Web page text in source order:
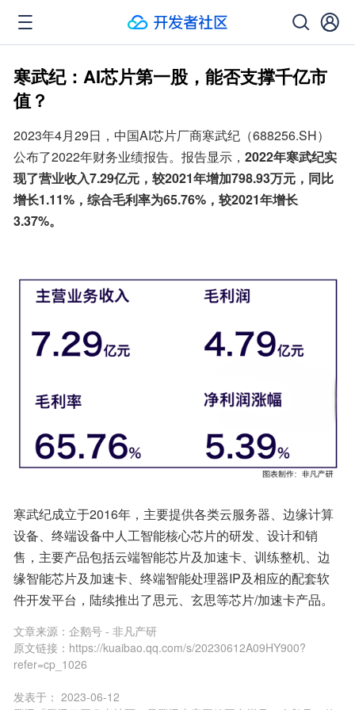
寒武纪：AI芯片第一股，能否支撑千亿市
值？
2023年4月29日，中国AI芯片厂商寒武纪（688256.SH）
公布了2022年财务业绩报告。报告显示， 2022年寒武纪实
现了营业收入7.29亿元，较2021年增加798.93万元，同比
增长1.11%，综合毛利率为65.76%，较2021年增长
3.37%。
寒武纪成立于2016年，主要提供各类云服务器、边缘计算
设备、终端设备中人工智能核心芯片的研发、设计和销
售，主要产品包括云端智能芯片及加速卡、训练整机、边
缘智能芯片及加速卡、终端智能处理器IP及相应的配套软
件开发平台，陆续推出了思元、玄思等芯片/加速卡产品。
文章来源： 企鹅号 - 非凡产研
原文链接： https://kuaibao.qq.com/s/20230612A09HY900?
refer=cp_1026
发表于： 2023-06-12